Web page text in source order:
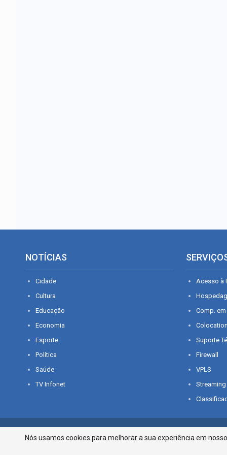
NOTÍCIAS
Cidade
Cultura
Educação
Economia
Esporte
Política
Saúde
TV Infonet
Acesso à
Comp.
Suporte
Firewall
VPLS
Streaming
© 2026 - O que é notícia em Sergipe. Todos os direitos reservados.
Nós usamos cookies para melhorar a sua experiência em